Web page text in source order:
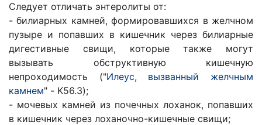
Следует отличать энтеролиты от:
- билиарных камней, формировавшихся в желчном
пузыре и попавших в кишечник через билиарные
дигестивные свищи, которые также могут
вызывать обструктивную кишечную
непроходимость ("Илеус, вызванный желчным
камнем" - K56.3);
- мочевых камней из почечных лоханок, попавших
в кишечник через лоханочно-кишечные свищи;